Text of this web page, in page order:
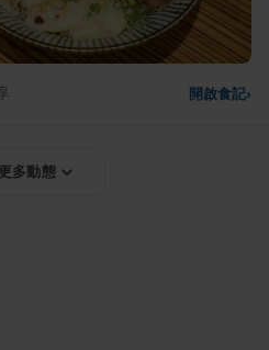
開啟食記›
多動態